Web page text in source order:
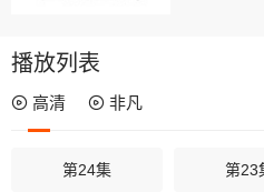
播放列表
高清 非凡
第24集 第23